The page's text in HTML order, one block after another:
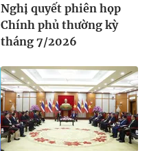
Nghị quyết phiên họp
Chính phủ thường kỳ
tháng 7/2026